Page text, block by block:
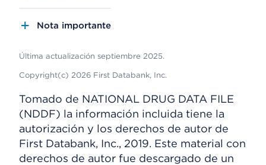
Nota importante
Última actualización septiembre 2025.
Copyright(c) 2026 First Databank, Inc.
Tomado de NATIONAL DRUG DATA FILE
(NDDF) la información incluida tiene la
autorización y los derechos de autor de
First Databank, Inc., 2019. Este material con
derechos de autor fue descargado de un